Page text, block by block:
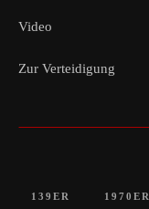
Video
Zur Verteidigung
139ER 1970ER